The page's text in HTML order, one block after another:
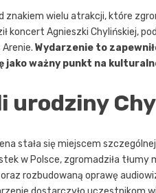
znakiem wielu atrakcji, które
koncert Agnieszki Chylińskiej,
Wydarzenie to
jako ważny punkt na
urodziny
stała się miejscem
w Polsce, zgromadziła
rozbudowaną oprawę